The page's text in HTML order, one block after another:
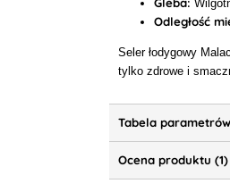
Odległość
Seler łodygowy
tylko zdrowe i
Tabela
Ocena produktu (1)